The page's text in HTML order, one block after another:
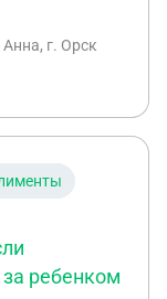
г. Орск
ребенком